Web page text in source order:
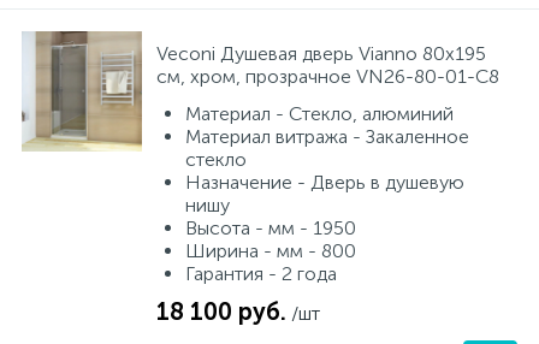
Veconi Душевая дверь Vianno 80х195
см, хром, прозрачное VN26-80-01-C8
Материал - Стекло, алюминий
Материал витража - Закаленное
стекло
Назначение - Дверь в душевую
нишу
Высота - мм - 1950
Ширина - мм - 800
Гарантия - 2 года
18 100 руб. /шт